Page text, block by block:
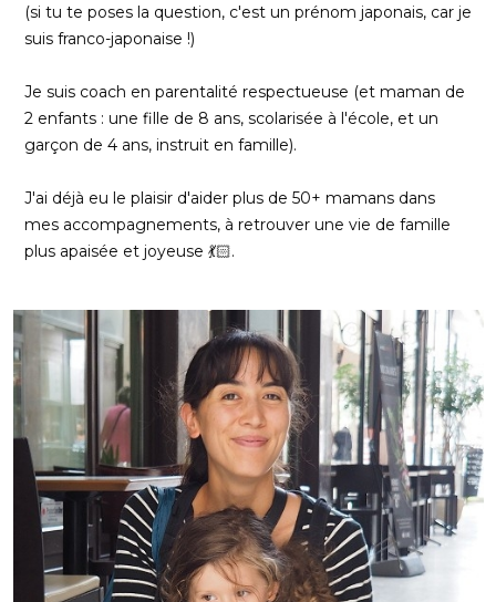
(si tu te poses la question, c'est un prénom japonais, car je
suis franco-japonaise !)
Je suis coach en parentalité respectueuse (et maman de
2 enfants : une fille de 8 ans, scolarisée à l'école, et un
garçon de 4 ans, instruit en famille).
J'ai déjà eu le plaisir d'aider plus de 50+ mamans dans
mes accompagnements, à retrouver une vie de famille
plus apaisée et joyeuse 💃🏻.